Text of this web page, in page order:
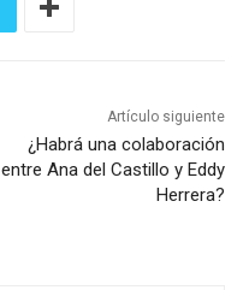
Artículo siguiente
¿Habrá una colaboración
entre Ana del Castillo y Eddy
Herrera?